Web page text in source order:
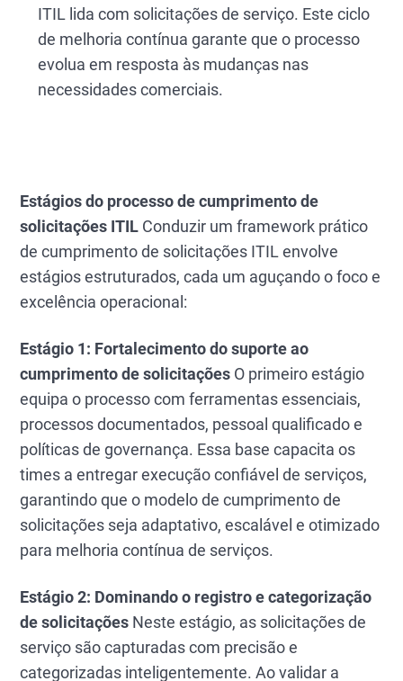
ITIL lida com solicitações de serviço. Este ciclo
de melhoria contínua garante que o processo
evolua em resposta às mudanças nas
necessidades comerciais.
Estágios do processo de cumprimento de
solicitações ITIL Conduzir um framework prático
de cumprimento de solicitações ITIL envolve
estágios estruturados, cada um aguçando o foco e
excelência operacional:
Estágio 1: Fortalecimento do suporte ao
cumprimento de solicitações O primeiro estágio
equipa o processo com ferramentas essenciais,
processos documentados, pessoal qualificado e
políticas de governança. Essa base capacita os
times a entregar execução confiável de serviços,
garantindo que o modelo de cumprimento de
solicitações seja adaptativo, escalável e otimizado
para melhoria contínua de serviços.
Estágio 2: Dominando o registro e categorização
de solicitações Neste estágio, as solicitações de
serviço são capturadas com precisão e
categorizadas inteligentemente. Ao validar a